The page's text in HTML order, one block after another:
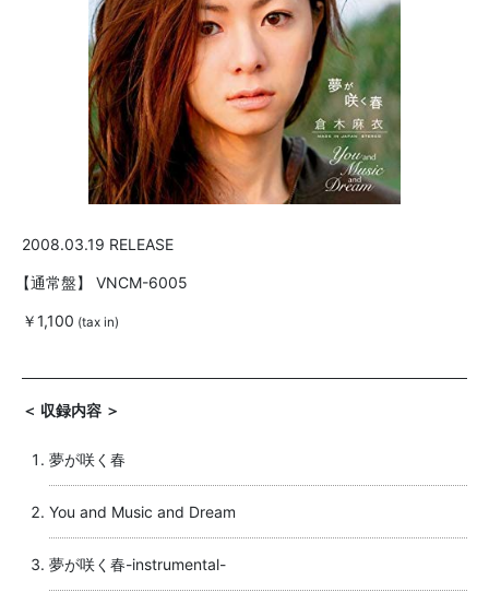
2008.03.19 RELEASE
【通常盤】 VNCM-6005
￥1,100 (tax in)
＜ 収録内容 ＞
夢が咲く春
You and Music and Dream
夢が咲く春-instrumental-